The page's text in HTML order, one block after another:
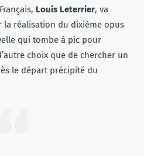
Louis Leterrier, va
réalisation du dixième opus
qui tombe à pic pour
choix que de chercher un
le départ précipité du